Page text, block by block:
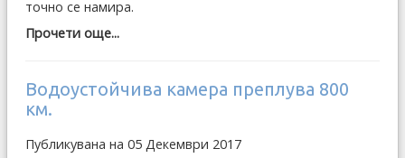
точно се намира.
Прочети още...
Водоустойчива камера преплува 800
км.
Публикувана на 05 Декември 2017